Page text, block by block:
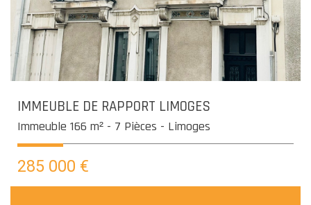
IMMEUBLE DE RAPPORT LIMOGES
Immeuble 166 m² - 7 Pièces - Limoges
285 000 €